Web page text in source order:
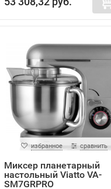
избранное сравнить
Миксер планетарный
настольный Viatto VA-
SM7GRPRO